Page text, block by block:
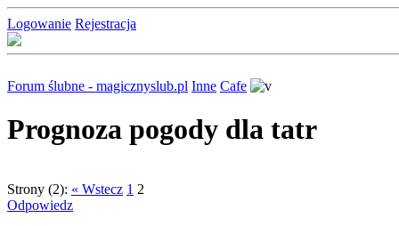
Logowanie Rejestracja
Forum ślubne - magicznyslub.pl Inne Cafe
Prognoza pogody dla tatr
Strony (2): « Wstecz 1 2
Odpowiedz